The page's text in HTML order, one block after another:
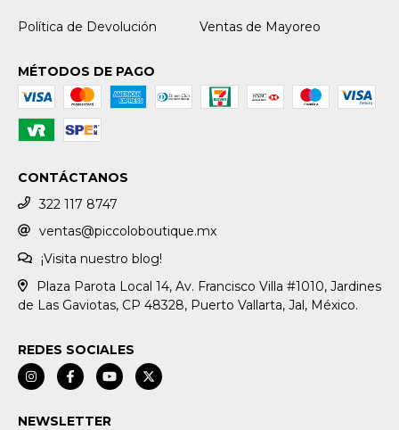
Política de Devolución Ventas de Mayoreo
MÉTODOS DE PAGO
CONTÁCTANOS
322 117 8747
ventas@piccoloboutique.mx
¡Visita nuestro blog!
Plaza Parota Local 14, Av. Francisco Villa #1010, Jardines
de Las Gaviotas, CP 48328, Puerto Vallarta, Jal, México.
REDES SOCIALES
NEWSLETTER